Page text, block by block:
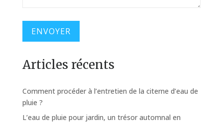
Articles récents
Comment procéder à l’entretien de la citerne d’eau de
pluie ?
L’eau de pluie pour jardin, un trésor automnal en